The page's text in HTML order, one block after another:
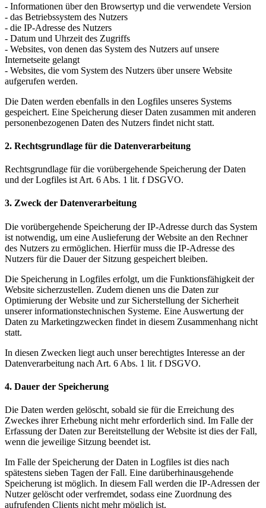
- Informationen über den Browsertyp und die verwendete Version
- das Betriebssystem des Nutzers
- die IP-Adresse des Nutzers
- Datum und Uhrzeit des Zugriffs
- Websites, von denen das System des Nutzers auf unsere
Internetseite gelangt
- Websites, die vom System des Nutzers über unsere Website
aufgerufen werden.
Die Daten werden ebenfalls in den Logfiles unseres Systems
gespeichert. Eine Speicherung dieser Daten zusammen mit anderen
personenbezogenen Daten des Nutzers findet nicht statt.
2. Rechtsgrundlage für die Datenverarbeitung
Rechtsgrundlage für die vorübergehende Speicherung der Daten
und der Logfiles ist Art. 6 Abs. 1 lit. f DSGVO.
3. Zweck der Datenverarbeitung
Die vorübergehende Speicherung der IP-Adresse durch das System
ist notwendig, um eine Auslieferung der Website an den Rechner
des Nutzers zu ermöglichen. Hierfür muss die IP-Adresse des
Nutzers für die Dauer der Sitzung gespeichert bleiben.
Die Speicherung in Logfiles erfolgt, um die Funktionsfähigkeit der
Website sicherzustellen. Zudem dienen uns die Daten zur
Optimierung der Website und zur Sicherstellung der Sicherheit
unserer informationstechnischen Systeme. Eine Auswertung der
Daten zu Marketingzwecken findet in diesem Zusammenhang nicht
statt.
In diesen Zwecken liegt auch unser berechtigtes Interesse an der
Datenverarbeitung nach Art. 6 Abs. 1 lit. f DSGVO.
4. Dauer der Speicherung
Die Daten werden gelöscht, sobald sie für die Erreichung des
Zweckes ihrer Erhebung nicht mehr erforderlich sind. Im Falle der
Erfassung der Daten zur Bereitstellung der Website ist dies der Fall,
wenn die jeweilige Sitzung beendet ist.
Im Falle der Speicherung der Daten in Logfiles ist dies nach
spätestens sieben Tagen der Fall. Eine darüberhinausgehende
Speicherung ist möglich. In diesem Fall werden die IP-Adressen der
Nutzer gelöscht oder verfremdet, sodass eine Zuordnung des
aufrufenden Clients nicht mehr möglich ist.